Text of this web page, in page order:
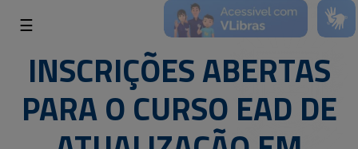
☰
INSCRIÇÕES ABERTAS
PARA O CURSO EAD DE